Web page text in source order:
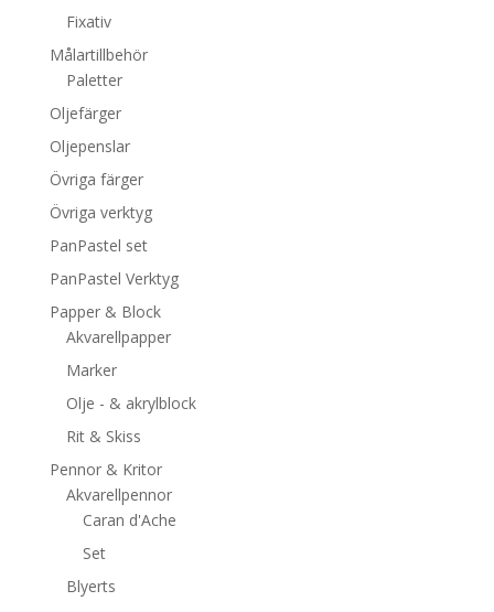
Fixativ
Målartillbehör
Paletter
Oljefärger
Oljepenslar
Övriga färger
Övriga verktyg
PanPastel set
PanPastel Verktyg
Papper & Block
Akvarellpapper
Marker
Olje - & akrylblock
Rit & Skiss
Pennor & Kritor
Akvarellpennor
Caran d'Ache
Set
Blyerts